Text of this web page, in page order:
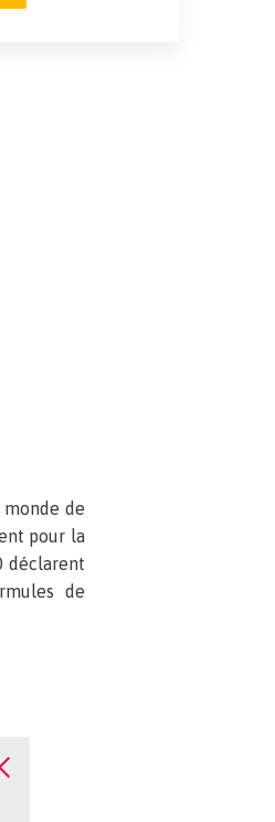
de
pour la
déclarent
de